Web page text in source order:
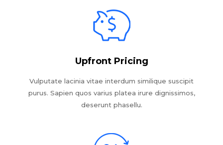
Upfront Pricing
Vulputate lacinia vitae interdum similique suscipit
purus. Sapien quos varius platea irure dignissimos,
deserunt phasellu.